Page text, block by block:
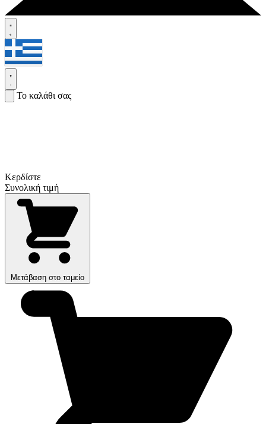
Το καλάθι σας
Κερδίστε
Συνολική τιμή
Μετάβαση στο ταμείο